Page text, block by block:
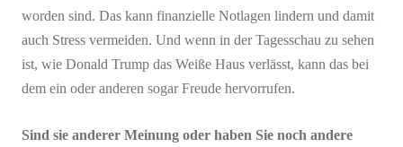
worden sind. Das kann finanzielle Notlagen lindern und damit
auch Stress vermeiden. Und wenn in der Tagesschau zu sehen
ist, wie Donald Trump das Weiße Haus verlässt, kann das bei
dem ein oder anderen sogar Freude hervorrufen.
Sind sie anderer Meinung oder haben Sie noch andere